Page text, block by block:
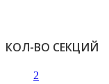
КОЛ-ВО СЕКЦИЙ
2